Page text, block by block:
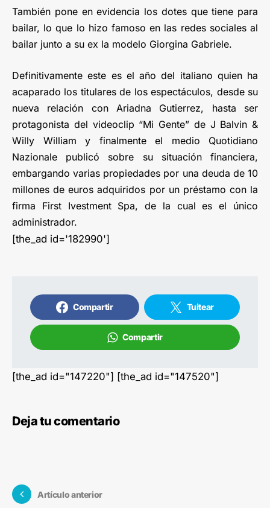
También pone en evidencia los dotes que tiene para
bailar, lo que lo hizo famoso en las redes sociales al
bailar junto a su ex la modelo Giorgina Gabriele.
Definitivamente este es el año del italiano quien ha
acaparado los titulares de los espectáculos, desde su
nueva relación con Ariadna Gutierrez, hasta ser
protagonista del videoclip “Mi Gente” de J Balvin &
Willy William y finalmente el medio Quotidiano
Nazionale publicó sobre su situación financiera,
embargando varias propiedades por una deuda de 10
millones de euros adquiridos por un préstamo con la
firma First Ivestment Spa, de la cual es el único
administrador.
[the_ad id='182990']
Compartir Tuitear
Compartir
[the_ad id="147220"] [the_ad id="147520"]
Deja tu comentario
Artículo anterior